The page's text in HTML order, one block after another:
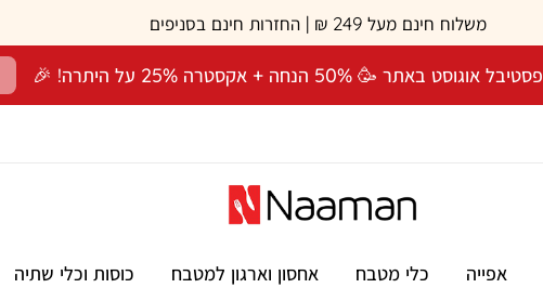
משלוח חינם מעל 249 ₪ | החזרות חינם בסניפים
פסטיבל אוגוסט באתר 🥳 50% הנחה + אקסטרה 25% על היתרה! 🎉
אפייה כלי מטבח אחסון וארגון למטבח כוסות וכלי שתיה